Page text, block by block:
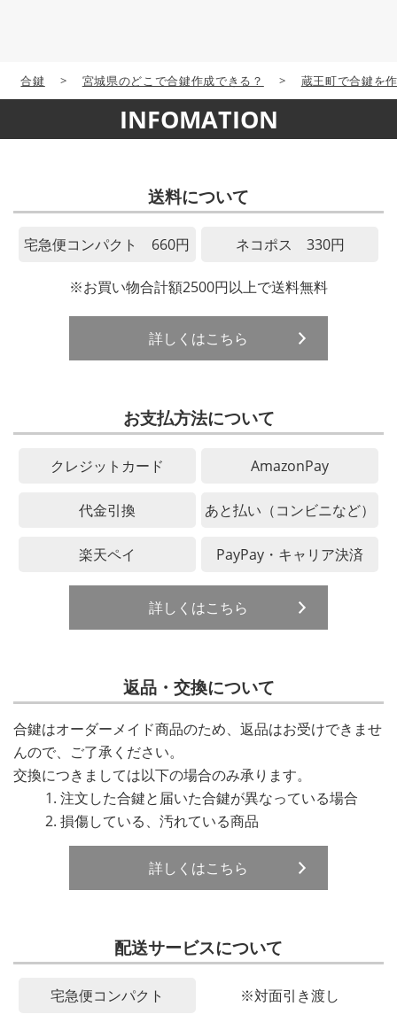
合鍵 > 宮城県のどこで合鍵作成できる？ > 蔵王町で合鍵を
INFOMATION
送料について
宅急便コンパクト 660円 ネコポス 330円
※お買い物合計額2500円以上で送料無料
詳しくはこちら
お支払方法について
クレジットカード AmazonPay
代金引換 あと払い（コンビニなど）
楽天ペイ PayPay・キャリア決済
詳しくはこちら
返品・交換について
合鍵はオーダーメイド商品のため、返品はお受けできませ
んので、ご了承ください。
交換につきましては以下の場合のみ承ります。
注文した合鍵と届いた合鍵が異なっている場合
損傷している、汚れている商品
詳しくはこちら
配送サービスについて
宅急便コンパクト ※対面引き渡し